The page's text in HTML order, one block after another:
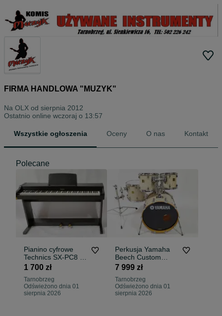
FIRMA HANDLOWA "MUZYK"
Na OLX od sierpnia 2012
Ostatnio online wczoraj o 13:57
Wszystkie ogłoszenia Oceny O nas Kontakt
Polecane
Pianino cyfrowe
Technics SX-PC8 -
Japan
1 700 zł
Tarnobrzeg
Odświeżono dnia 01
sierpnia 2026
Perkusja Yamaha
Beech Custom
Absolute
Japan
7 999 zł
Tarnobrzeg
Odświeżono dnia 01
sierpnia 2026